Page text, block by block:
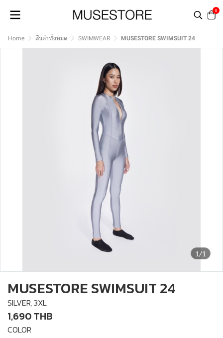
0
Home สินค้าทั้งหมด SWIMWEAR MUSESTORE SWIMSUIT 24
1/1
MUSESTORE SWIMSUIT 24
SILVER, 3XL
1,690 THB
COLOR